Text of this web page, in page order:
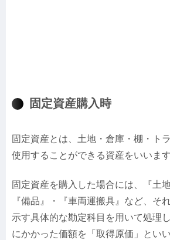
固定資産購入時
固定資産とは、土地・倉庫・棚・ト
使用することができる資産をいいます
固定資産を購入した場合には、『土
『備品』・『車両運搬具』など、そ
示す具体的な勘定科目を用いて処理
にかかった価額を「 取得原価 」とい